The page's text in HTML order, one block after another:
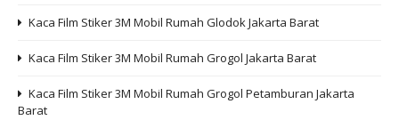
Kaca Film Stiker 3M Mobil Rumah Glodok Jakarta Barat
Kaca Film Stiker 3M Mobil Rumah Grogol Jakarta Barat
Kaca Film Stiker 3M Mobil Rumah Grogol Petamburan Jakarta
Barat